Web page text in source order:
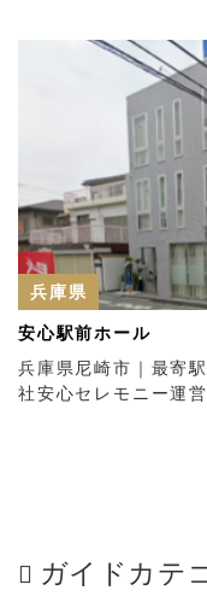
兵庫県
安心駅前ホール
兵庫県尼崎市｜最寄
社安心セレモニー運
ガイドカテ